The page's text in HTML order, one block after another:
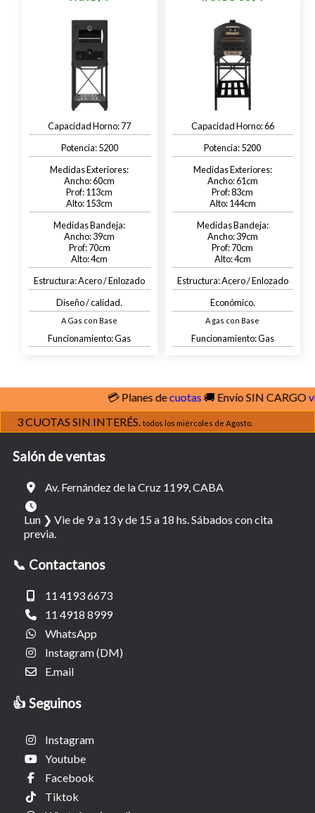
77
5200
60
113
153
39
70
4
Acero / Enlozado
Diseño / calidad.
A Gas con Base
Gas
66
5200
61
83
144
39
70
4
Acero / Enlozado
Económico.
A gas con Base
Gas
💳 Planes decuotas🚚 Envío SIN CARGOver
3 CUOTAS SIN INTERÉS. todos los miércoles de Agosto.
Salón de ventas
Av. Fernández de la Cruz 1199, CABA
Lun ❯ Vie de 9 a 13 y de 15 a 18 hs. Sábados con cita
previa.
📞 Contactanos
11 4193 6673
11 4918 8999
WhatsApp
Instagram (DM)
E.mail
👍 Seguinos
Instagram
Youtube
Facebook
Tiktok